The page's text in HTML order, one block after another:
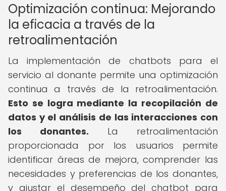
Optimización continua: Mejorando
la eficacia a través de la
retroalimentación
La implementación de chatbots para el
servicio al donante permite una optimización
continua a través de la retroalimentación.
Esto se logra mediante la recopilación de
datos y el análisis de las interacciones con
los donantes. La retroalimentación
proporcionada por los usuarios permite
identificar áreas de mejora, comprender las
necesidades y preferencias de los donantes,
y ajustar el desempeño del chatbot para